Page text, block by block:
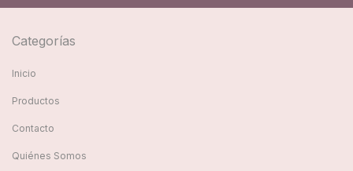
Categorías
Inicio
Productos
Contacto
Quiénes Somos